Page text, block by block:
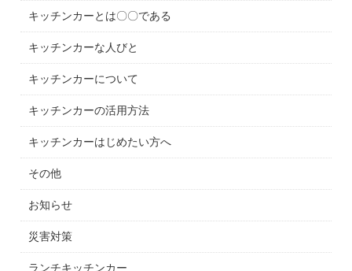
キッチンカーとは〇〇である
キッチンカーな人びと
キッチンカーについて
キッチンカーの活用方法
キッチンカーはじめたい方へ
その他
お知らせ
災害対策
ランチキッチンカー